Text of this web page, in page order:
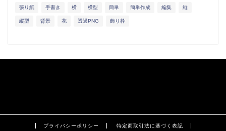
張り紙 手書き 横 横型 簡単 簡単作成 編集 縦
縦型 背景 花 透過PNG 飾り枠
プライバシーポリシー 特定商取引法に基づく表記